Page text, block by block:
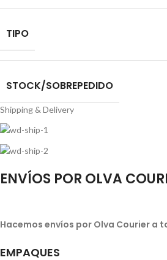
TIPO
STOCK/SOBREPEDIDO
Shipping & Delivery
ENVÍOS POR OLVA
Hacemos envíos por Olva Courier a
EMPAQUES